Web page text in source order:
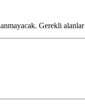
Gerekli alanlar